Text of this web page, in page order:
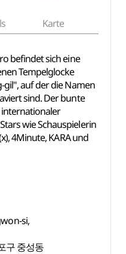
Karte
befindet sich eine
Tempelglocke
gil", auf der die Namen
sind. Der bunte
wie Schauspielerin
4Minute, KARA und
si,
구 중성동